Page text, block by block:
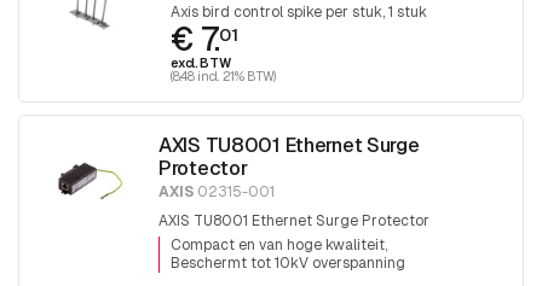
Axis bird control spike per stuk, 1 stuk
€ 7.01
excl. BTW
(8.48 incl. 21% BTW)
AXIS TU8001 Ethernet Surge
Protector
AXIS 02315-001
AXIS TU8001 Ethernet Surge Protector
Compact en van hoge kwaliteit
Beschermt tot 10kV overspanning